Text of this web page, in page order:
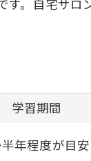
。自宅サ
学習期間
年程度が目安